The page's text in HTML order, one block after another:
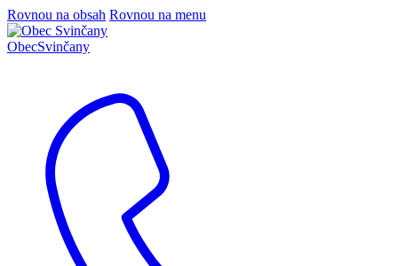
Rovnou na obsah Rovnou na menu
ObecSvinčany